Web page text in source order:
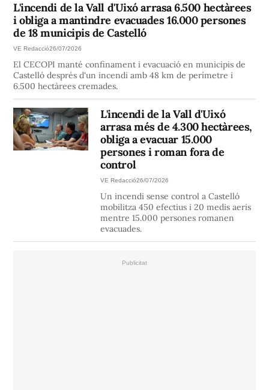
L'incendi de la Vall d'Uixó arrasa 6.500 hectàrees
i obliga a mantindre evacuades 16.000 persones
de 18 municipis de Castelló
VE Redacció26/07/2026
El CECOPI manté confinament i evacuació en municipis de
Castelló després d'un incendi amb 48 km de perímetre i
6.500 hectàrees cremades.
L'incendi de la Vall d'Uixó
arrasa més de 4.300 hectàrees,
obliga a evacuar 15.000
persones i roman fora de
control
VE Redacció26/07/2026
Un incendi sense control a Castelló
mobilitza 450 efectius i 20 medis aeris
mentre 15.000 persones romanen
evacuades.